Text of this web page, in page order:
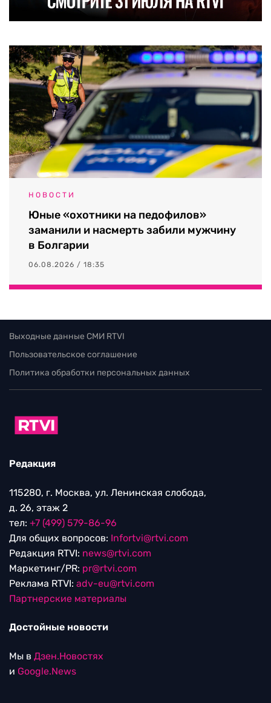
НОВОСТИ
Юные «охотники на педофилов»
заманили и насмерть забили мужчину
в Болгарии
06.08.2026 / 18:35
Выходные данные СМИ RTVI
Пользовательское соглашение
Политика обработки персональных данных
Редакция
115280, г. Москва, ул. Ленинская слобода,
д. 26, этаж 2
тел: +7 (499) 579-86-96
Для общих вопросов: Infortvi@rtvi.com
Редакция RTVI: news@rtvi.com
Маркетинг/PR: pr@rtvi.com
Реклама RTVI: adv-eu@rtvi.com
Партнерские материалы
Достойные новости
Мы в Дзен.Новостях
и Google.News